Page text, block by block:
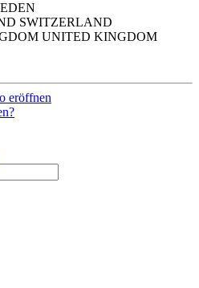
SWITZERLAND
UNITED KINGDOM
eröffnen